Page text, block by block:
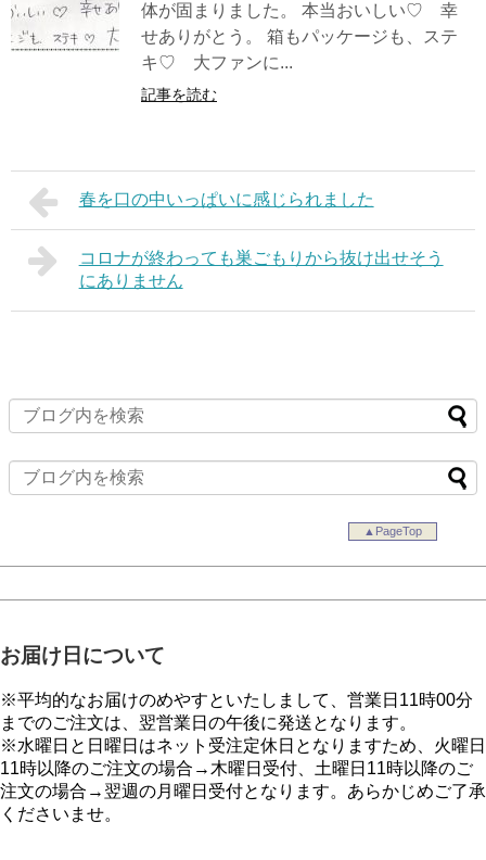
体が固まりました。 本当おいしい♡ 幸
せありがとう。 箱もパッケージも、ステ
キ♡ 大ファンに...
記事を読む
春を口の中いっぱいに感じられました
コロナが終わっても巣ごもりから抜け出せそう
にありません
▲PageTop
お届け日について
※平均的なお届けのめやすといたしまして、営業日11時00分
までのご注文は、翌営業日の午後に発送となります。
※水曜日と日曜日はネット受注定休日となりますため、火曜日
11時以降のご注文の場合→木曜日受付、土曜日11時以降のご
注文の場合→翌週の月曜日受付となります。あらかじめご了承
くださいませ。